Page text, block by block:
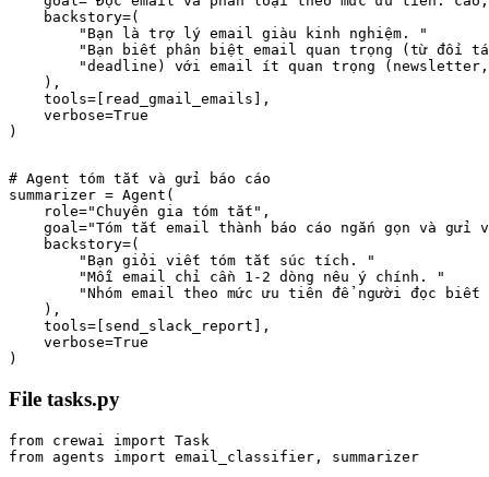
    backstory=(
        "Bạn là trợ lý email giàu kinh nghiệm. "
"Bạn biết phân biệt email quan trọng (từ đối
"deadline) với email ít quan trọng
    ),
    tools=[read_gmail_emails],
    verbose=True
)
# Agent tóm tắt và gửi báo cáo
summarizer = Agent(
    role="Chuyên gia tóm tắt",
goal="Tóm tắt email thành báo cáo ngắn gọn và gửi
    backstory=(
        "Bạn giỏi viết tóm tắt súc tích. "
        "Mỗi email chỉ cần 1-2 dòng nêu ý chính. "
"Nhóm email theo mức ưu tiên để người đọc biết
    ),
    tools=[send_slack_report],
    verbose=True
)
File tasks.py
from crewai import Task